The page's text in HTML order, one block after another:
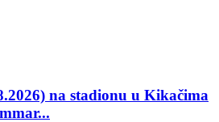
na stadionu u Kikačima